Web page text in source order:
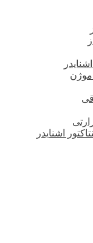
موژن
اشنایدر